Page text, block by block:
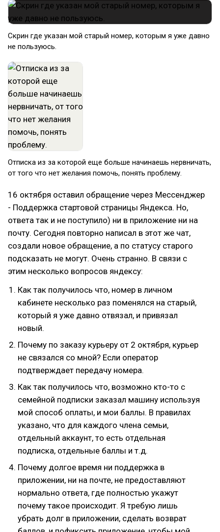
Скрин где указан мой старый номер, которым я уже давно
не пользуюсь.
Отписка из за которой еще больше начинаешь нервничать,
от того что нет желания помочь, понять проблему.
16 октября оставил обращение через Мессенджер
- Поддержка стартовой страницы Яндекса. Но,
ответа так и не поступило) ни в приложение ни на
почту. Сегодня повторно написал в этот же чат,
создали новое обращение, а по статусу старого
подсказать не могут. Очень странно. В связи с
этим несколько вопросов яндексу:
Как так получилось что, номер в личном
кабинете несколько раз поменялся на старый,
который я уже давно отвязал, и привязал
новый.
Почему по заказу курьеру от 2 октября, курьер
не связался со мной? Если оператор
подтверждает передачу номера.
Как так получилось что, возможно кто-то с
семейной подписки заказал машину используя
мой способ оплаты, и мои баллы. В правилах
указано, что для каждого члена семьи,
отдельный аккаунт, то есть отдельная
подписка, отдельные баллы и т.д.
Почему долгое время ни поддержка в
приложении, ни на почте, не предоставляют
нормально ответа, где полностью укажут
почему такое происходит. Я требую лишь
убрать долг в приложении, сделать возврат